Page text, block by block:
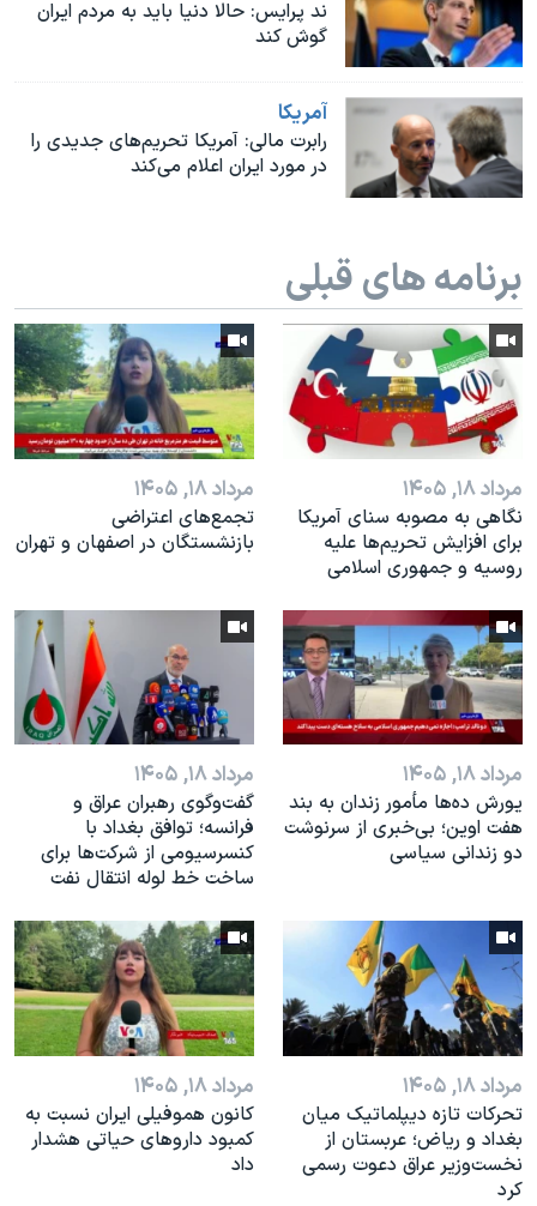
نرگس محمدی برنده جایزه نوبل صلح
صفحه‌های ویژه
سفر پرزیدنت ترامپ به چین
ند پرایس: حالا دنیا باید به مردم ایران
گوش کند
آمريکا
رابرت مالی: آمریکا تحریم‌های جدیدی را
در مورد ایران اعلام می‌کند
برنامه های قبلی
مرداد ۱۸, ۱۴۰۵
نگاهی به مصوبه سنای آمریکا
برای افزایش تحریم‌ها علیه
روسیه و جمهوری اسلامی
مرداد ۱۸, ۱۴۰۵
تجمع‌های اعتراضی
بازنشستگان در اصفهان و تهران
مرداد ۱۸, ۱۴۰۵
یورش ده‌ها مأمور زندان به بند
هفت اوین؛ بی‌خبری از سرنوشت
دو زندانی سیاسی
مرداد ۱۸, ۱۴۰۵
گفت‌وگوی رهبران عراق و
فرانسه؛ توافق بغداد با
کنسرسیومی از شرکت‌ها برای
ساخت خط لوله انتقال نفت
مرداد ۱۸, ۱۴۰۵
تحرکات تازه دیپلماتیک میان
بغداد و ریاض؛ عربستان از
نخست‌وزیر عراق دعوت رسمی
کرد
مرداد ۱۸, ۱۴۰۵
کانون هموفیلی ایران نسبت به
کمبود داروهای حیاتی هشدار
داد